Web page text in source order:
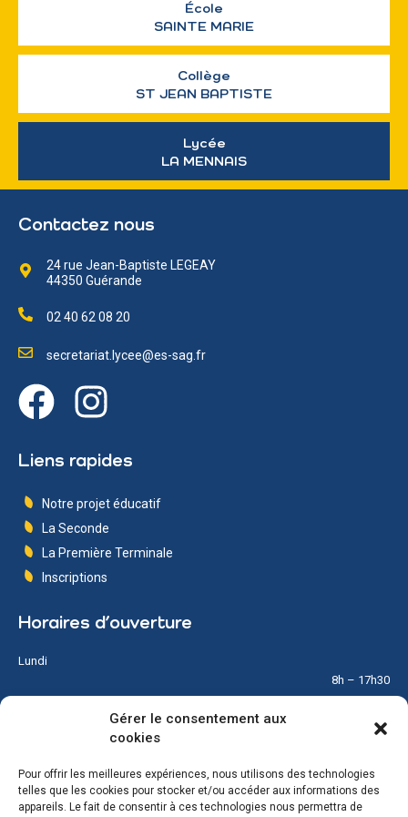
Gérer le consentement aux
cookies
Pour offrir les meilleures expériences, nous utilisons des technologies
telles que les cookies pour stocker et/ou accéder aux informations des
appareils. Le fait de consentir à ces technologies nous permettra de
École
SAINTE MARIE
Collège
ST JEAN BAPTISTE
Lycée
LA MENNAIS
Contactez nous
24 rue Jean-Baptiste LEGEAY
44350 Guérande
02 40 62 08 20
secretariat.lycee@es-sag.fr
Liens rapides
Notre projet éducatif
La Seconde
La Première Terminale
Inscriptions
Horaires d’ouverture
Lundi
8h – 17h30
8h – 17h30
Mercredi
8h – 12h